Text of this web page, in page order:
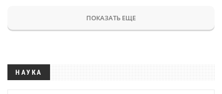
ПОКАЗАТЬ ЕЩЕ
НАУКА